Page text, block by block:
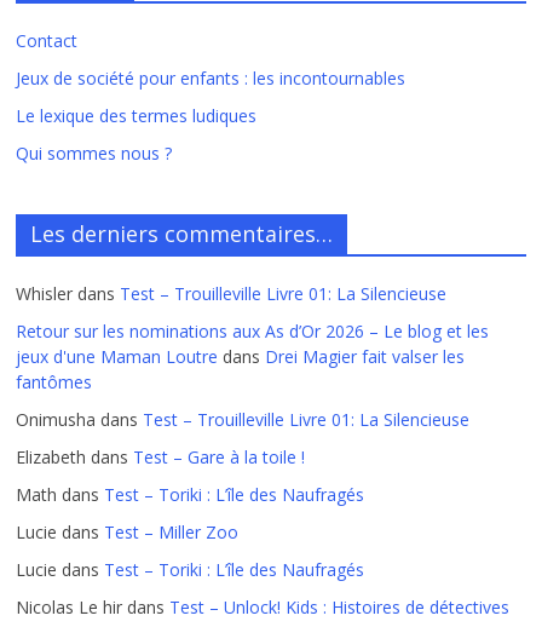
Contact
Jeux de société pour enfants : les incontournables
Le lexique des termes ludiques
Qui sommes nous ?
Les derniers commentaires…
Whisler dans Test – Trouilleville Livre 01: La Silencieuse
Retour sur les nominations aux As d’Or 2026 – Le blog et les
jeux d'une Maman Loutre dans Drei Magier fait valser les
fantômes
Onimusha dans Test – Trouilleville Livre 01: La Silencieuse
Elizabeth dans Test – Gare à la toile !
Math dans Test – Toriki : L’île des Naufragés
Lucie dans Test – Miller Zoo
Lucie dans Test – Toriki : L’île des Naufragés
Nicolas Le hir dans Test – Unlock! Kids : Histoires de détectives